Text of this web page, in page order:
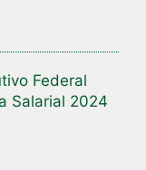
Federal
Salarial 2024